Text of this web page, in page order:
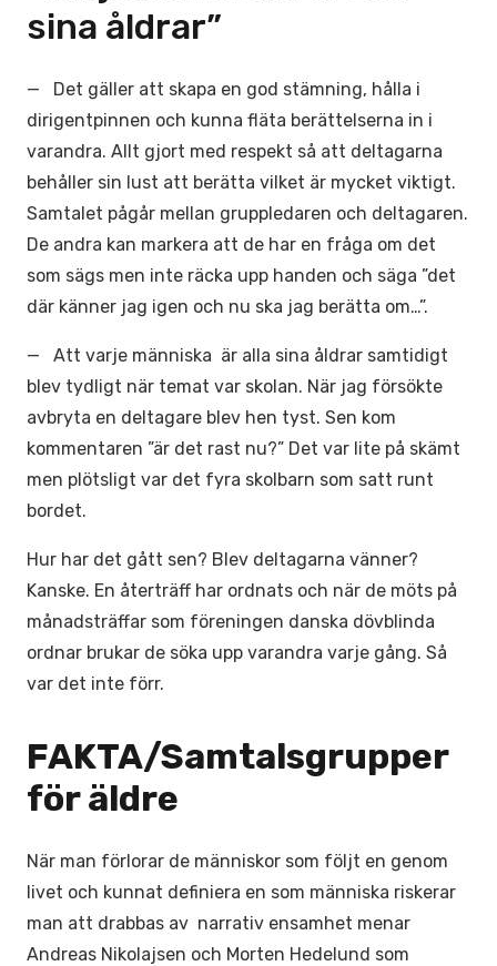
sina åldrar”
— Det gäller att skapa en god stämning, hålla i
dirigentpinnen och kunna fläta berättelserna in i
varandra. Allt gjort med respekt så att deltagarna
behåller sin lust att berätta vilket är mycket viktigt.
Samtalet pågår mellan gruppledaren och deltagaren.
De andra kan markera att de har en fråga om det
som sägs men inte räcka upp handen och säga ”det
där känner jag igen och nu ska jag berätta om…”.
— Att varje människa är alla sina åldrar samtidigt
blev tydligt när temat var skolan. När jag försökte
avbryta en deltagare blev hen tyst. Sen kom
kommentaren ”är det rast nu?” Det var lite på skämt
men plötsligt var det fyra skolbarn som satt runt
bordet.
Hur har det gått sen? Blev deltagarna vänner?
Kanske. En återträff har ordnats och när de möts på
månadsträffar som föreningen danska dövblinda
ordnar brukar de söka upp varandra varje gång. Så
var det inte förr.
FAKTA/Samtalsgrupper
för äldre
När man förlorar de människor som följt en genom
livet och kunnat definiera en som människa riskerar
man att drabbas av narrativ ensamhet menar
Andreas Nikolajsen och Morten Hedelund som